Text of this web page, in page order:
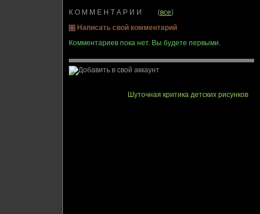
К О М М Е Н Т А Р И И (все)
Написать свой комментарий
Комментариев пока нет. Вы будете первыми.
Шуточная критика детских рисунков